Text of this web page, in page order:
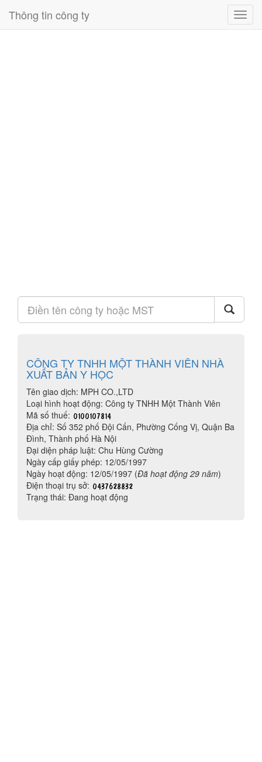
Thông tin công ty
CÔNG TY TNHH MỘT THÀNH VIÊN NHÀ
XUẤT BẢN Y HỌC
Tên giao dịch: MPH CO.,LTD
Loại hình hoạt động: Công ty TNHH Một Thành Viên
Mã số thuế:
Địa chỉ: Số 352 phố Đội Cấn, Phường Cống Vị, Quận Ba
Đình, Thành phố Hà Nội
Đại diện pháp luật: Chu Hùng Cường
Ngày cấp giấy phép: 12/05/1997
Ngày hoạt động: 12/05/1997 (Đã hoạt động 29 năm)
Điện thoại trụ sở:
Trạng thái: Đang hoạt động